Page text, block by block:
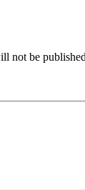
not be